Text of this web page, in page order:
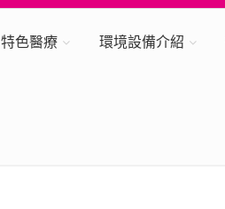
特色醫療 環境設備介紹